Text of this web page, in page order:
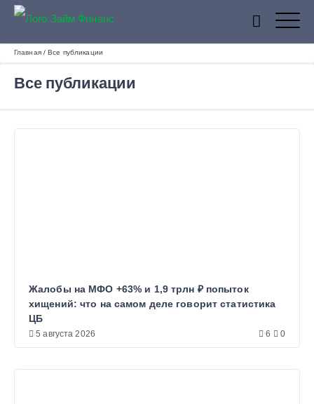
Главная/Все публикации
Все публикации
Жалобы на МФО +63% и 1,9 трлн ₽ попыток
хищений: что на самом деле говорит статистика
ЦБ
5 августа 2026 6 0